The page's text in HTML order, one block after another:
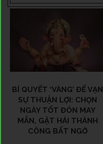
BÍ QUYẾT ‘VÀNG’ ĐỂ VẠN
SỰ THUẬN LỢI: CHỌN
NGÀY TỐT ĐÓN MAY
MẮN, GẶT HÁI THÀNH
CÔNG BẤT NGỜ